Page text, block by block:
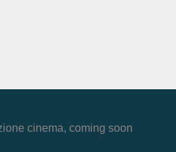
cinema, coming soon